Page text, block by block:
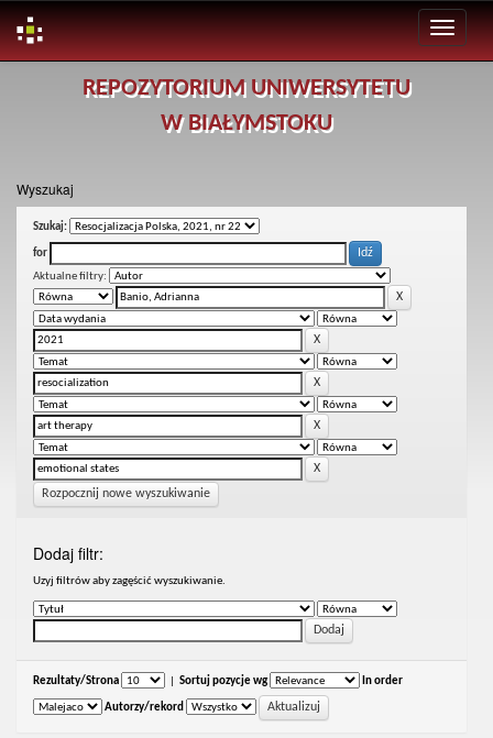
REPOZYTORIUM UNIWERSYTETU
W BIAŁYMSTOKU
Wyszukaj
Szukaj:
for
Aktualne filtry:
Rozpocznij nowe wyszukiwanie
Dodaj filtr:
Uzyj filtrów aby zagęścić wyszukiwanie.
Rezultaty/Strona Sortuj pozycje wg In order
Autorzy/rekord